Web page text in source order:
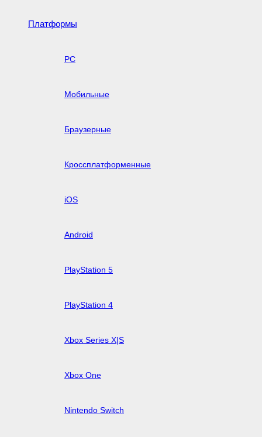
Платформы
PC
Мобильные
Браузерные
Кроссплатформенные
iOS
Android
PlayStation 5
PlayStation 4
Xbox Series X|S
Xbox One
Nintendo Switch